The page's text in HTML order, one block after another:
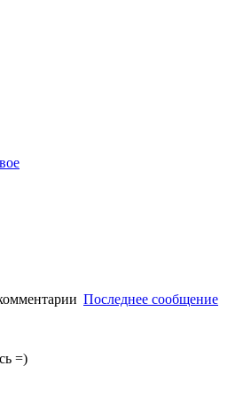
Последнее сообщение
=)